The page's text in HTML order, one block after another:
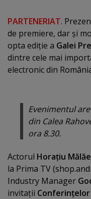
PARTENERIAT.
de premiere, dar şi
opta ediţie a Galei
dintre cele mai
electronic din
Evenimentul
din Calea
ora 8.30.
Actorul Horaţiu
la Prima TV
Industry Manager
invitaţii Conferinţelor